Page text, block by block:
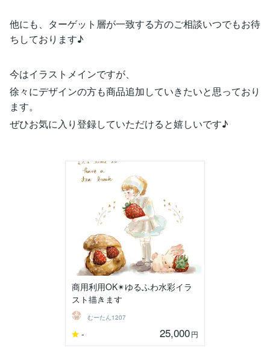
他にも、ターゲット層が一致する方のご相談いつでもお待
ちしております♪
今はイラストメインですが、
徐々にデザインの方も商品追加していきたいと思っており
ます。
ぜひお気に入り登録していただけると嬉しいです♪
商用利用OK✴︎ゆるふわ水彩イラ
スト描きます
むーたん1207
- 25,000円